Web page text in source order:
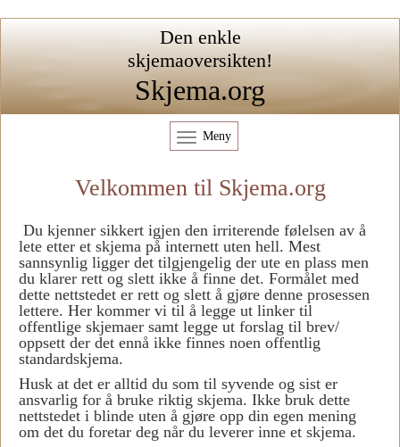
Den enkle
skjemaoversikten!
Skjema.org
Meny
Velkommen til Skjema.org
Du kjenner sikkert igjen den irriterende følelsen av å
lete etter et skjema på internett uten hell. Mest
sannsynlig ligger det tilgjengelig der ute en plass men
du klarer rett og slett ikke å finne det. Formålet med
dette nettstedet er rett og slett å gjøre denne prosessen
lettere. Her kommer vi til å legge ut linker til
offentlige skjemaer samt legge ut forslag til brev/
oppsett der det ennå ikke finnes noen offentlig
standardskjema.
Husk at det er alltid du som til syvende og sist er
ansvarlig for å bruke riktig skjema. Ikke bruk dette
nettstedet i blinde uten å gjøre opp din egen mening
om det du foretar deg når du leverer inne et skjema.